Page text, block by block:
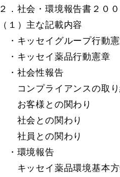
２．社会・環境報告書２０
（１）主な記載内容
・キッセイグループ行動
・キッセイ薬品行動憲章
・社会性報告
コンプライアンスの取り
お客様との関わり
社会との関わり
社員との関わり
・環境報告
キッセイ薬品環境基本方